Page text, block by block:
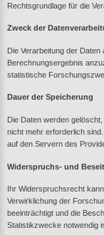
Rechtsgrundlage für die
Zweck der
Die Verarbeitung der
Berechnungsergebnis
statistische
Dauer der Speicherung
Die Daten werden
nicht mehr erforderlich
auf den Servern des
Widerspruchs- und
Ihr Widerspruchsrecht
Verwirklichung der
beeinträchtigt und die
Statistikzwecke notwendig